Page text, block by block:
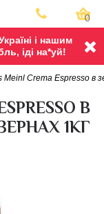
і нашим
іді на*уй!
0
Meinl Crema Espresso в
В
1КГ